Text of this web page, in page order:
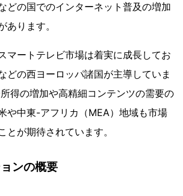
どの国でのインターネット普及の増加
あります。
マートテレビ市場は着実に成長してお
どの西ヨーロッパ諸国が主導していま
得の増加や高精細コンテンツの需要の
や中東-アフリカ（MEA）地域も市場
とが期待されています。
ンの概要